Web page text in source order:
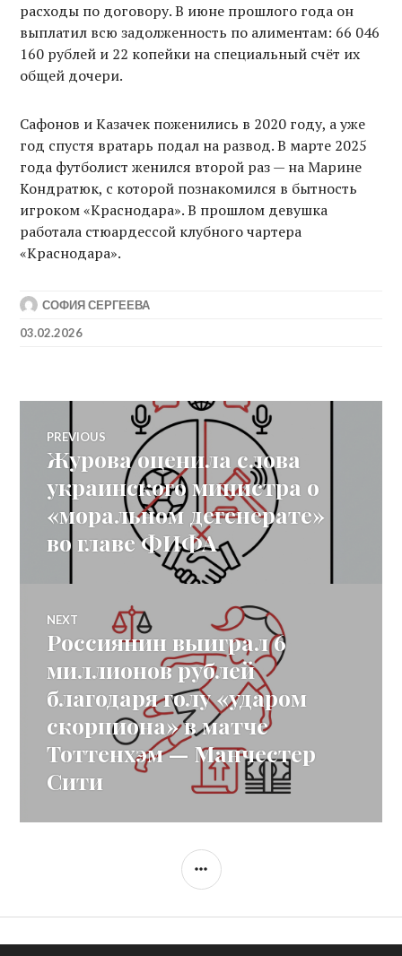
расходы по договору. В июне прошлого года он
выплатил всю задолженность по алиментам: 66 046
160 рублей и 22 копейки на специальный счёт их
общей дочери.
Сафонов и Казачек поженились в 2020 году, а уже
год спустя вратарь подал на развод. В марте 2025
года футболист женился второй раз — на Марине
Кондратюк, с которой познакомился в бытность
игроком «Краснодара». В прошлом девушка
работала стюардессой клубного чартера
«Краснодара».
СОФИЯ СЕРГЕЕВА
03.02.2026
Post
navigation
PREVIOUS
Previous
post:
Журова оценила слова
украинского министра о
«моральном дегенерате»
во главе ФИФА
NEXT
Next
Россиянин выиграл 6
миллионов рублей
благодаря голу «ударом
скорпиона» в матче
Тоттенхэм — Манчестер
Сити
SIDEBAR